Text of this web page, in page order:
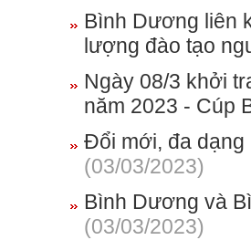
Bình Dương liên
lượng đào tạo
Ngày 08/3 khởi
năm 2023 - Cúp
Đổi mới, đa dạng
(03/03/2023)
Bình Dương và
(03/03/2023)